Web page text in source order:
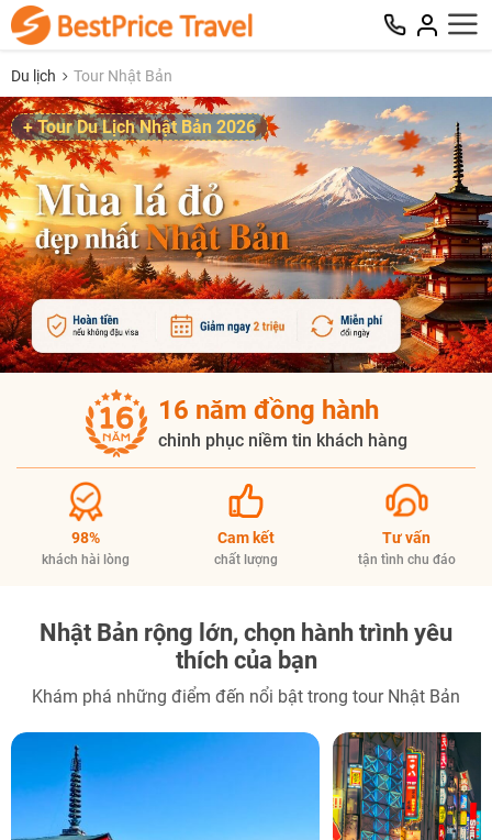
Du lịch Tour Nhật Bản
+ Tour Du Lịch Nhật Bản 2026
16 năm đồng hành
chinh phục niềm tin khách hàng
98%
khách hài lòng
Cam kết
chất lượng
Tư vấn
tận tình chu đáo
Nhật Bản rộng lớn, chọn hành trình yêu
thích của bạn
Khám phá những điểm đến nổi bật trong tour Nhật Bản